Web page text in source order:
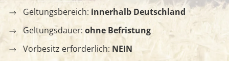
Geltungsbereich: innerhalb Deutschland
Geltungsdauer: ohne Befristung
Vorbesitz erforderlich: NEIN